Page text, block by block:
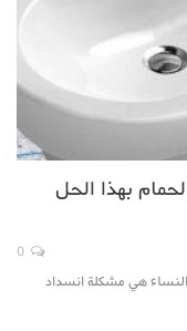
بهذا الحل
النساء هي مشكلة انسداد